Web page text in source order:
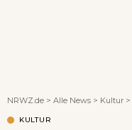
NRWZ.de > Alle News > Kultur >
KULTUR